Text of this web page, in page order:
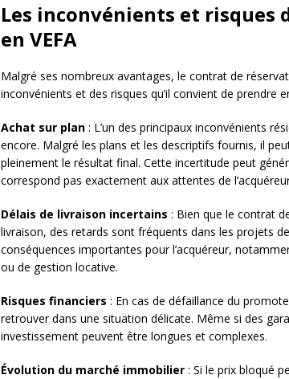
Les inconvénients et risques
en VEFA
Malgré ses nombreux avantages, le contrat de
inconvénients et des risques qu’il convient de prendre
Achat sur plan : L’un des principaux inconvénients
encore. Malgré les plans et les descriptifs fournis, il
pleinement le résultat final. Cette incertitude peut
correspond pas exactement aux attentes de
Délais de livraison incertains : Bien que le contrat
livraison, des retards sont fréquents dans les projets
conséquences importantes pour l’acquéreur,
ou de gestion locative.
Risques financiers : En cas de défaillance du
retrouver dans une situation délicate. Même si des
investissement peuvent être longues et complexes.
Évolution du marché immobilier : Si le prix bloqué